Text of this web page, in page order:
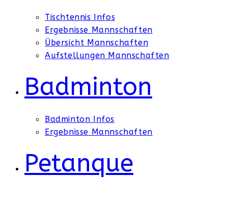
Tischtennis Infos
Ergebnisse Mannschaften
Übersicht Mannschaften
Aufstellungen Mannschaften
Badminton
Badminton Infos
Ergebnisse Mannschaften
Petanque